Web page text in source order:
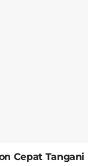
Cepat Tangani